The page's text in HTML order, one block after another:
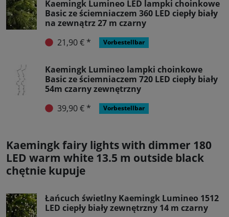
Kaemingk Lumineo LED lampki choinkowe
Basic ze ściemniaczem 360 LED ciepły biały
na zewnątrz 27 m czarny
21,90 € *
Vorbestellbar
Kaemingk Lumineo lampki choinkowe
Basic ze ściemniaczem 720 LED ciepły biały
54m czarny zewnętrzny
39,90 € *
Vorbestellbar
Kaemingk fairy lights with dimmer 180
LED warm white 13.5 m outside black
chętnie kupuje
Łańcuch świetlny Kaemingk Lumineo 1512
LED ciepły biały zewnętrzny 14 m czarny